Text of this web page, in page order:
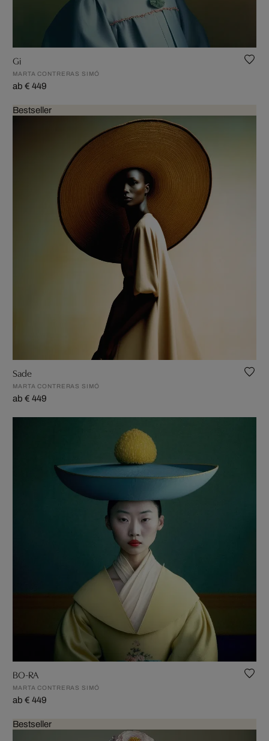
Gi
MARTA CONTRERAS SIMÓ
ab € 449
Bestseller
Sade
MARTA CONTRERAS SIMÓ
ab € 449
BO-RA
MARTA CONTRERAS SIMÓ
ab € 449
Bestseller